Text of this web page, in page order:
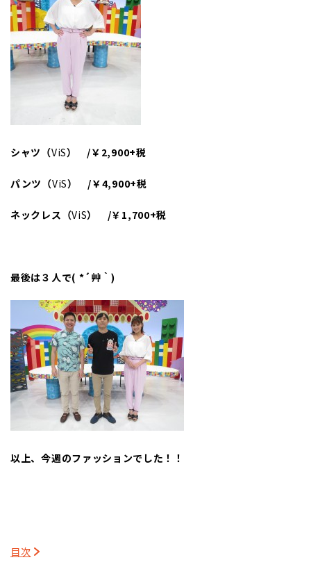
シャツ（ViS） /￥2,900+税
パンツ（ViS） /￥4,900+税
ネックレス（ViS） /￥1,700+税
最後は３人で( *´艸｀)
以上、今週のファッションでした！！
目次